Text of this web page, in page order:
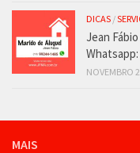
DICAS /
Jean
Whatsapp:
NOVEMBRO
MAIS